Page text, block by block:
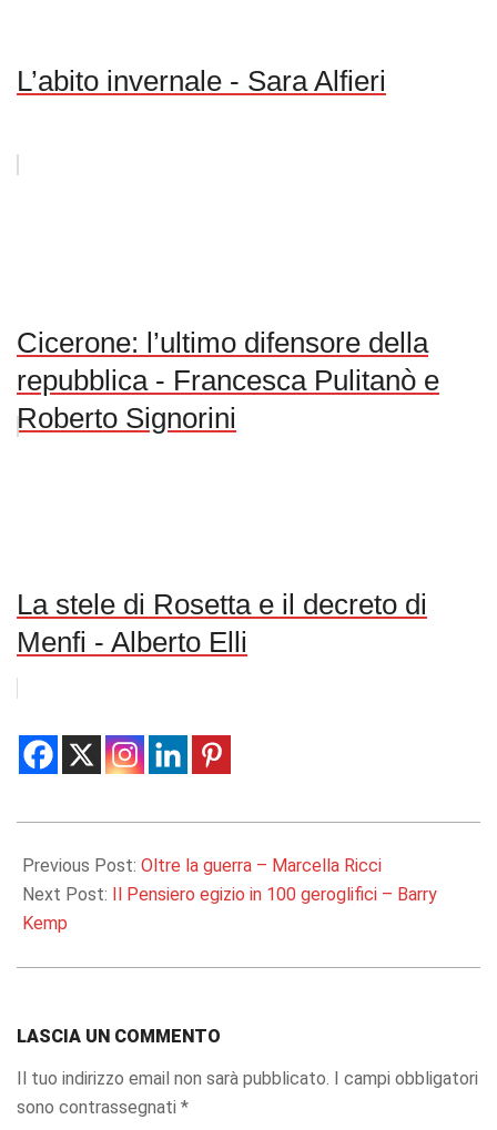
L’abito invernale - Sara Alfieri
Cicerone: l’ultimo difensore della
repubblica - Francesca Pulitanò e
Roberto Signorini
La stele di Rosetta e il decreto di
Menfi - Alberto Elli
08-
19
Previous Post: Oltre la guerra – Marcella Ricci
Next Post: Il Pensiero egizio in 100 geroglifici – Barry
Kemp
LASCIA UN COMMENTO
Il tuo indirizzo email non sarà pubblicato. I campi obbligatori
sono contrassegnati *